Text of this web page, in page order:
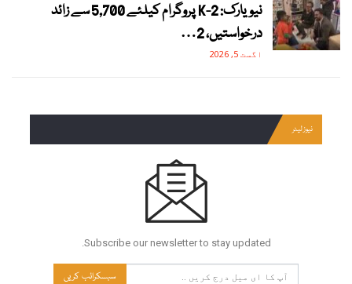
نیویارک: 2-K پروگرام کیلئے 5,700 سے زائد
درخواستیں، 2…
اگست 5, 2026
نیوز لیٹر
Subscribe our newsletter to stay updated.
سبسکرائب کریں